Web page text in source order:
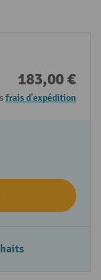
183,00 €
frais d'expédition